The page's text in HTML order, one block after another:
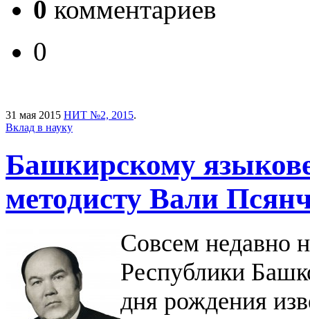
0 комментариев
0
31 мая 2015 НИТ №2, 2015.
Вклад в науку
Башкирскому
методисту Вали
Cовсем недавно
Республики
дня рождения